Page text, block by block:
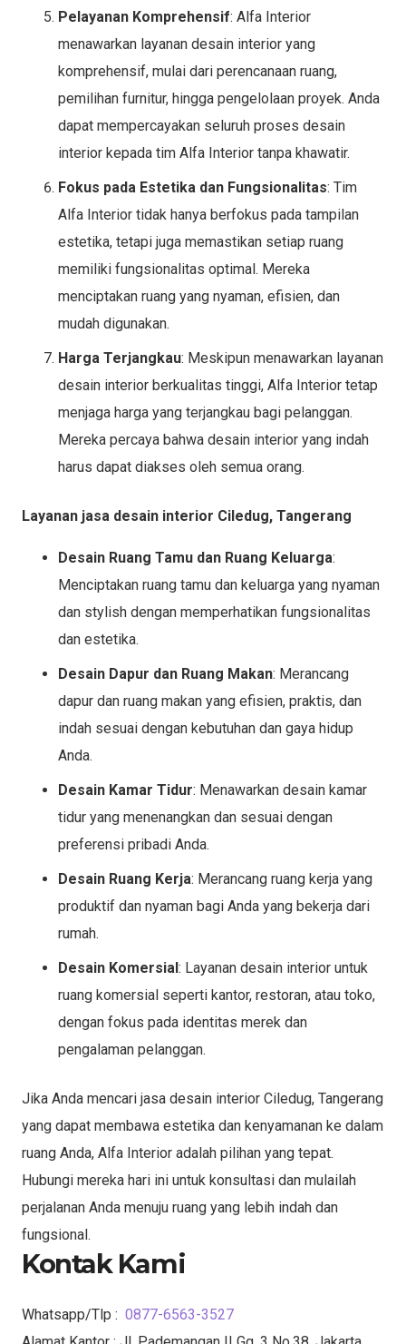
Pelayanan Komprehensif: Alfa Interior
menawarkan layanan desain interior yang
komprehensif, mulai dari perencanaan ruang,
pemilihan furnitur, hingga pengelolaan proyek. Anda
dapat mempercayakan seluruh proses desain
interior kepada tim Alfa Interior tanpa khawatir.
Fokus pada Estetika dan Fungsionalitas: Tim
Alfa Interior tidak hanya berfokus pada tampilan
estetika, tetapi juga memastikan setiap ruang
memiliki fungsionalitas optimal. Mereka
menciptakan ruang yang nyaman, efisien, dan
mudah digunakan.
Harga Terjangkau: Meskipun menawarkan layanan
desain interior berkualitas tinggi, Alfa Interior tetap
menjaga harga yang terjangkau bagi pelanggan.
Mereka percaya bahwa desain interior yang indah
harus dapat diakses oleh semua orang.
Layanan jasa desain interior Ciledug, Tangerang
Desain Ruang Tamu dan Ruang Keluarga:
Menciptakan ruang tamu dan keluarga yang nyaman
dan stylish dengan memperhatikan fungsionalitas
dan estetika.
Desain Dapur dan Ruang Makan: Merancang
dapur dan ruang makan yang efisien, praktis, dan
indah sesuai dengan kebutuhan dan gaya hidup
Anda.
Desain Kamar Tidur: Menawarkan desain kamar
tidur yang menenangkan dan sesuai dengan
preferensi pribadi Anda.
Desain Ruang Kerja: Merancang ruang kerja yang
produktif dan nyaman bagi Anda yang bekerja dari
rumah.
Desain Komersial: Layanan desain interior untuk
ruang komersial seperti kantor, restoran, atau toko,
dengan fokus pada identitas merek dan
pengalaman pelanggan.
Jika Anda mencari jasa desain interior Ciledug, Tangerang
yang dapat membawa estetika dan kenyamanan ke dalam
ruang Anda, Alfa Interior adalah pilihan yang tepat.
Hubungi mereka hari ini untuk konsultasi dan mulailah
perjalanan Anda menuju ruang yang lebih indah dan
fungsional.
Kontak Kami
Whatsapp/Tlp : 0877-6563-3527